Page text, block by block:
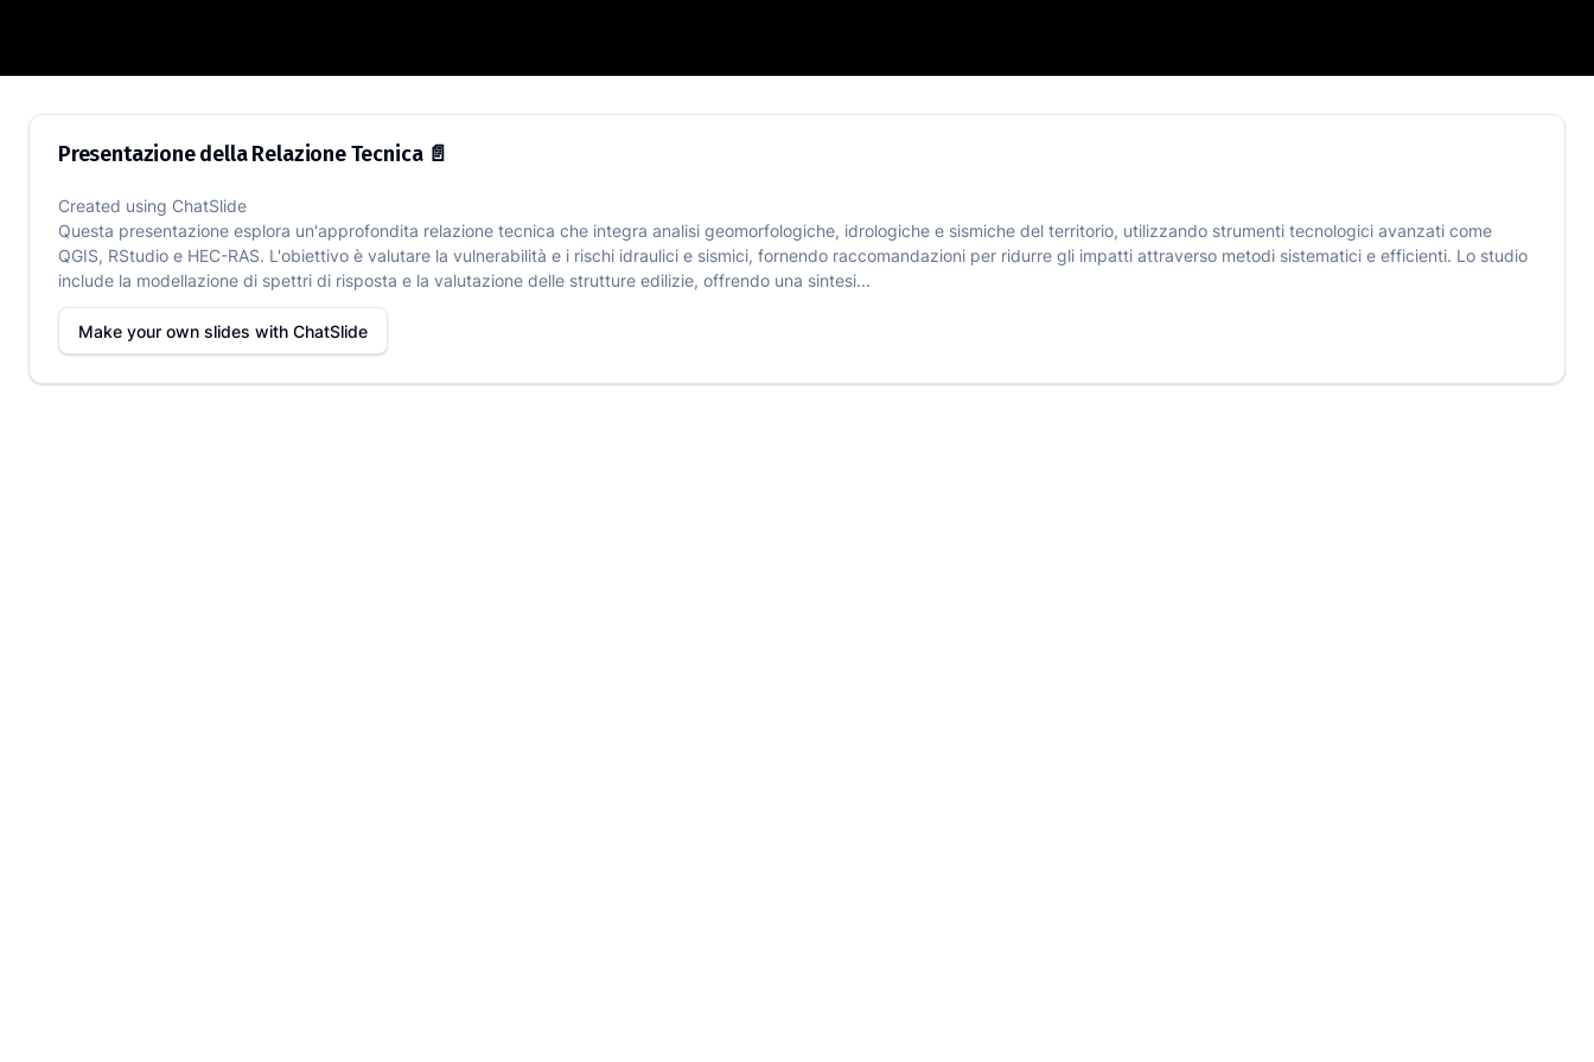
Presentazione della Relazione Tecnica 📄
Presentazione della Relazione Tecnica 📄
Created using ChatSlide
Questa presentazione esplora un'approfondita relazione tecnica che integra analisi geomorfologiche, idrologiche e sismiche del territorio, utilizzando strumenti tecnologici avanzati come
QGIS, RStudio e HEC-RAS. L'obiettivo è valutare la vulnerabilità e i rischi idraulici e sismici, fornendo raccomandazioni per ridurre gli impatti attraverso metodi sistematici e efficienti. Lo studio
include la modellazione di spettri di risposta e la valutazione delle strutture edilizie, offrendo una sintesi...
Make your own slides with ChatSlide